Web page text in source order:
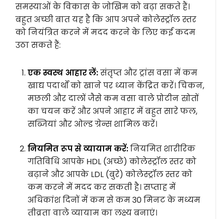
समस्याओं के विकास के जोखिम को बढ़ा सकते हैं।
बहुत अच्छी बात यह है कि आप अपने कोलेस्ट्रॉल स्तर
को नियंत्रित करने में मदद करने के लिए कई कदम
उठा सकते हैं:
एक स्वस्थ आहार लें:संतृप्त और ट्रांस वसा में कम
खाद्य पदार्थों को खाने पर ध्यान केंद्रित करें। चिकन,
मछली और दालों जैसे कम वसा वाले प्रोटीन स्रोतों
का चयन करें और अपने आहार में बहुत सारे फल,
सब्जियां और ओल्ड ग्रेन्स शामिल करें।
नियमित रूप से व्यायाम करें:नियमित शारीरिक
गतिविधि आपके HDL (अच्छे) कोलेस्ट्रॉल स्तर को
बढ़ाने और आपके LDL (बुरे) कोलेस्ट्रॉल स्तर को
कम करने में मदद कर सकती है। सप्ताह में
अधिकांश दिनों में कम से कम 30 मिनट के मध्यम
तीव्रता वाले व्यायाम का लक्ष्य बनाएं।